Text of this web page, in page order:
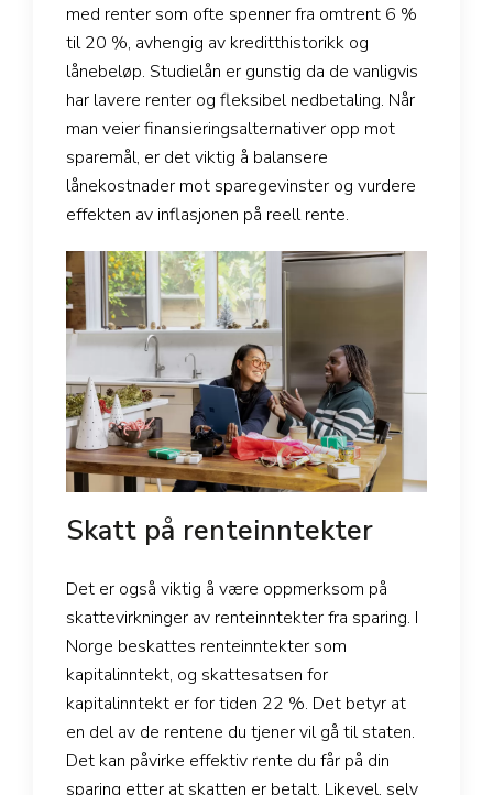
med renter som ofte spenner fra omtrent 6 %
til 20 %, avhengig av kreditthistorikk og
lånebeløp. Studielån er gunstig da de vanligvis
har lavere renter og fleksibel nedbetaling. Når
man veier finansieringsalternativer opp mot
sparemål, er det viktig å balansere
lånekostnader mot sparegevinster og vurdere
effekten av inflasjonen på reell rente.
Skatt på renteinntekter
Det er også viktig å være oppmerksom på
skattevirkninger av renteinntekter fra sparing. I
Norge beskattes renteinntekter som
kapitalinntekt, og skattesatsen for
kapitalinntekt er for tiden 22 %. Det betyr at
en del av de rentene du tjener vil gå til staten.
Det kan påvirke effektiv rente du får på din
sparing etter at skatten er betalt. Likevel, selv